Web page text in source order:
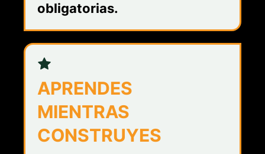
obligatorias.
APRENDES
MIENTRAS
CONSTRUYES